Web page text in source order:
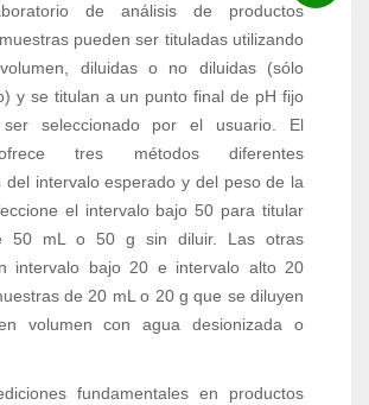
de análisis de productos
pueden ser tituladas utilizando
diluidas o no diluidas (sólo
y se titulan a un punto final de pH fijo
seleccionado por el usuario. El
tres métodos diferentes
del intervalo esperado y del peso de la
el intervalo bajo 50 para titular
50 mL o 50 g sin diluir. Las otras
intervalo bajo 20 e intervalo alto 20
de 20 mL o 20 g que se diluyen
volumen con agua desionizada o
fundamentales en productos